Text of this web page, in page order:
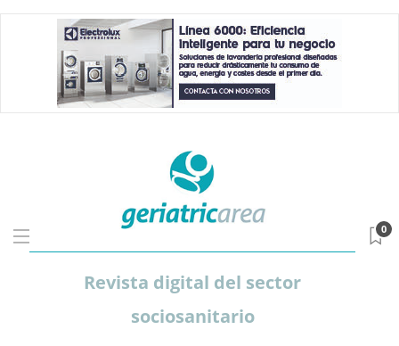
Revista digital del sector
sociosanitario
0